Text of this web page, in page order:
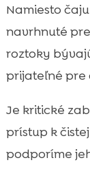
Namiesto
navrhnuté
roztoky
prijateľné pre
Je kritické
prístup k
podporíme